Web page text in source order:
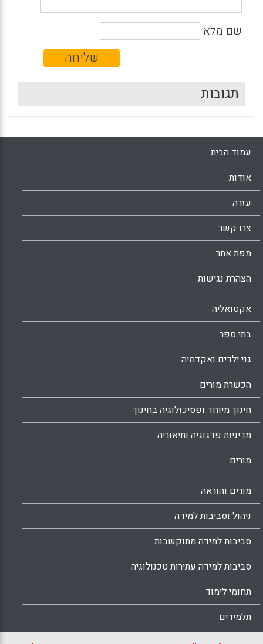
שם מלא
תגובות
עמוד הבית
אודות
עזרה
צרו קשר
מפת אתר
הצהרת נגישות
אקטואליה
בתי ספר
גני ילדים ואקדמיה
הכשרת מורים
חינוך מיוחד ופסיכולוגיה בחינוך
מדיניות פדגוגיה ותיאוריה
מורים
מורים והוראה
ניהול וסביבות למידה
סביבות למידה מתוקשבות
סביבות למידה עתירות טכנולוגיה
תחומי לימוד
תלמידים